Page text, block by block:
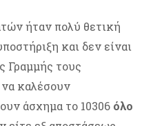
ήταν πολύ θετική
και δεν είναι
Γραμμής τους
καλέσουν
άσχημα το 10306 όλο